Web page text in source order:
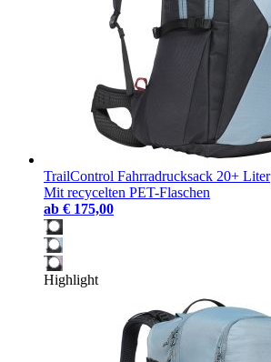
TrailControl Fahrradrucksack 20+ Liter
Mit recycelten PET-Flaschen
ab € 175,00
Highlight